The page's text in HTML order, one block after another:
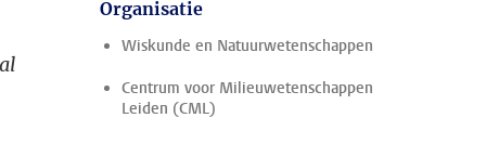
Organisatie
Wiskunde en Natuurwetenschappen
Centrum voor Milieuwetenschappen
Leiden (CML)